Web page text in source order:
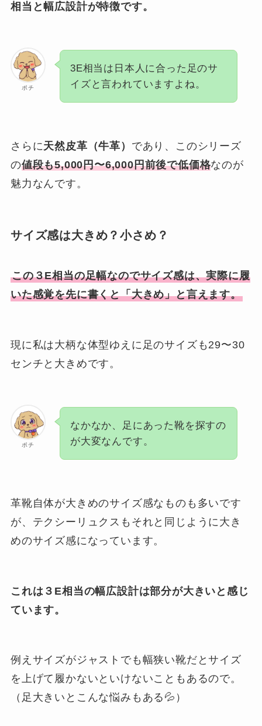
相当と幅広設計が特徴です。
ポチ
3E相当は日本人に合った足のサ
イズと言われていますよね。
さらに天然皮革（牛革） であり、このシリーズ
の値段も5,000円〜6,000円前後で低価格なのが
魅力なんです。
サイズ感は大きめ？小さめ？
この３E相当の足幅なのでサイズ感は、実際に履
いた感覚を先に書くと「大きめ」と言えます。
現に私は大柄な体型ゆえに足のサイズも29〜30
センチと大きめです。
ポチ
なかなか、足にあった靴を探すの
が大変なんです。
革靴自体が大きめのサイズ感なものも多いです
が、テクシーリュクスもそれと同じように大き
めのサイズ感になっています。
これは３E相当の幅広設計は部分が大きいと感じ
ています。
例えサイズがジャストでも幅狭い靴だとサイズ
を上げて履かないといけないこともあるので。
（足大きいとこんな悩みもある💦）